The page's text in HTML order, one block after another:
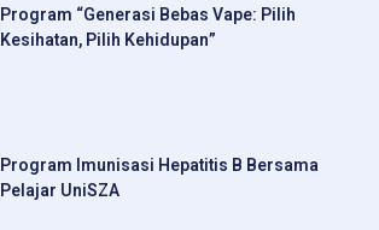
Program “Generasi Bebas Vape: Pilih
Kesihatan, Pilih Kehidupan”
Program Imunisasi Hepatitis B Bersama
Pelajar UniSZA